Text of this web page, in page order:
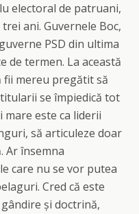
electoral de patruani,
ani. Guvernele Boc,
PSD din ultima
de termen. La această
mereu pregătit să
se împiedică tot
mare este ca liderii
să articuleze doar
Ar însemna
care nu se vor putea
Cred că este
și doctrină,